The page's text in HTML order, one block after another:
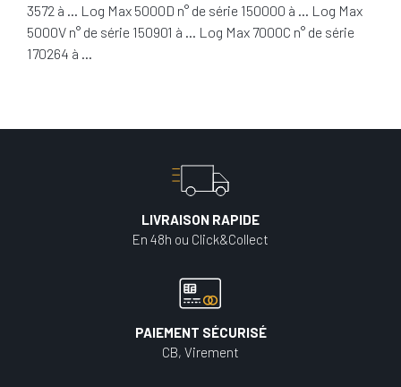
3572 à … Log Max 5000D n° de série 150000 à … Log Max
5000V n° de série 150901 à … Log Max 7000C n° de série
170264 à …
LIVRAISON RAPIDE
En 48h ou Click&Collect
PAIEMENT SÉCURISÉ
CB, Virement